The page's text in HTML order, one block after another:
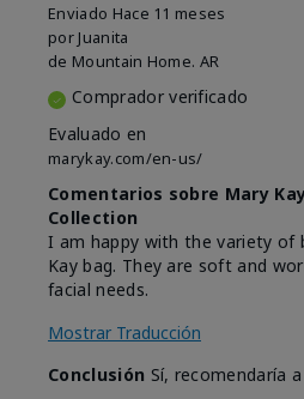
Enviado Hace 11 meses
por Juanita
de Mountain Home. AR
Comprador verificado
Evaluado en
marykay.com/en-us/
Comentarios sobre Mary
Collection
I am happy with the variety of
Kay bag. They are soft and
facial needs.
Mostrar Traducción
Conclusión Sí, recomendaría